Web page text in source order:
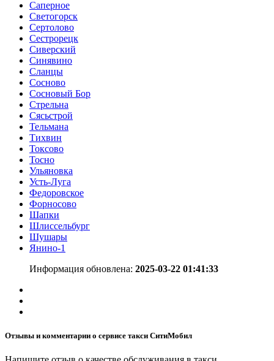
Саперное
Светогорск
Сертолово
Сестрорецк
Сиверский
Синявино
Сланцы
Сосново
Сосновый Бор
Стрельна
Сясьстрой
Тельмана
Тихвин
Токсово
Тосно
Ульяновка
Усть-Луга
Федоровское
Форносово
Шапки
Шлиссельбург
Шушары
Янино-1
Информация обновлена: 2025-03-22 01:41:33
Отзывы и комментарии о сервисе такси СитиМобил